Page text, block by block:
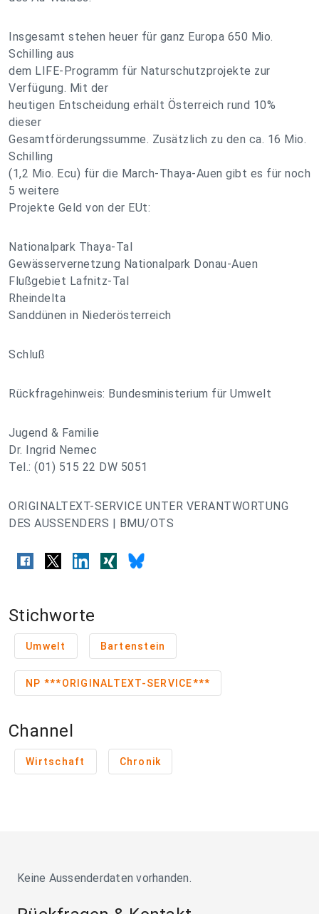
Insgesamt stehen heuer für ganz Europa 650 Mio.
Schilling aus
dem LIFE-Programm für Naturschutzprojekte zur
Verfügung. Mit der
heutigen Entscheidung erhält Österreich rund 10%
dieser
Gesamtförderungssumme. Zusätzlich zu den ca. 16 Mio.
Schilling
(1,2 Mio. Ecu) für die March-Thaya-Auen gibt es für noch
5 weitere
Projekte Geld von der EUt:
Nationalpark Thaya-Tal
Gewässervernetzung Nationalpark Donau-Auen
Flußgebiet Lafnitz-Tal
Rheindelta
Sanddünen in Niederösterreich
Schluß
Rückfragehinweis: Bundesministerium für Umwelt
Jugend & Familie
Dr. Ingrid Nemec
Tel.: (01) 515 22 DW 5051
ORIGINALTEXT-SERVICE UNTER VERANTWORTUNG
DES AUSSENDERS | BMU/OTS
Stichworte
Umwelt Bartenstein
NP ***ORIGINALTEXT-SERVICE***
Channel
Wirtschaft Chronik
Keine Aussenderdaten vorhanden.